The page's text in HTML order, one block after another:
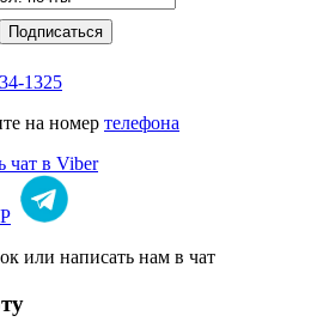
1325
на номер телефона
или написать нам в чат